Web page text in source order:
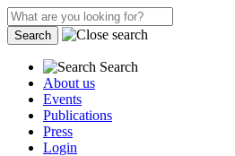
Search
Search
About us
Events
Publications
Press
Login